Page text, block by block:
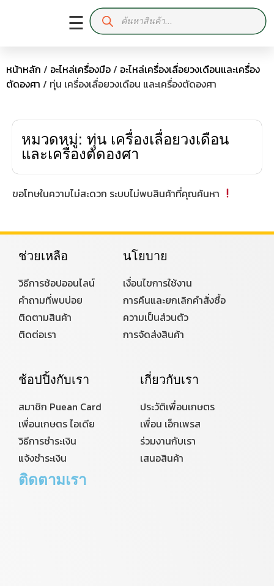
☰
หน้าหลัก / อะไหล่เครื่องมือ/ อะไหล่เครื่องเลื่อยวงเดือนและเครื่อง
ตัดองศา / ทุ่น เครื่องเลื่อยวงเดือน และเครื่องตัดองศา
หมวดหมู่: ทุ่น เครื่องเลื่อยวงเดือน
และเครื่องตัดองศา
ขอโทษในความไม่สะดวก ระบบไม่พบสินค้าที่คุณค้นหา
ช่วยเหลือ
วิธีการช้อปออนไลน์
คำถามที่พบบ่อย
ติดตามสินค้า
ติดต่อเรา
นโยบาย
เงื่อนไขการใช้งาน
การคืนและยกเลิกคำสั่งซื้อ
ความเป็นส่วนตัว
การจัดส่งสินค้า
ช้อปปิ้งกับเรา
สมาชิก Puean Card
เพื่อนเกษตร ไอเดีย
วิธีการชำระเงิน
แจ้งชำระเงิน
เกี่ยวกับเรา
ประวัติเพื่อนเกษตร
เพื่อน เอ็กเพรส
ร่วมงานกับเรา
เสนอสินค้า
ติดตามเรา